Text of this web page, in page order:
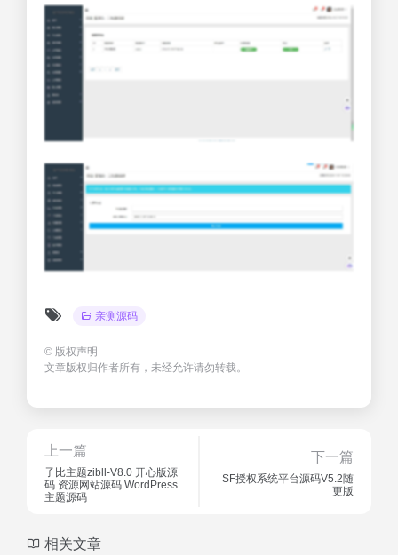
亲测源码
© 版权声明
文章版权归作者所有，未经允许请勿转载。
上一篇
子比主题zibll-V8.0 开心版源
码 资源网站源码 WordPress
主题源码
下一篇
SF授权系统平台源码V5.2随
更版
相关文章